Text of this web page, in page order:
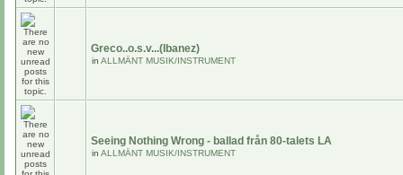
Greco..o.s.v...(Ibanez)
in ALLMÄNT MUSIK/INSTRUMENT
Seeing Nothing Wrong - ballad från 80-talets LA
in ALLMÄNT MUSIK/INSTRUMENT